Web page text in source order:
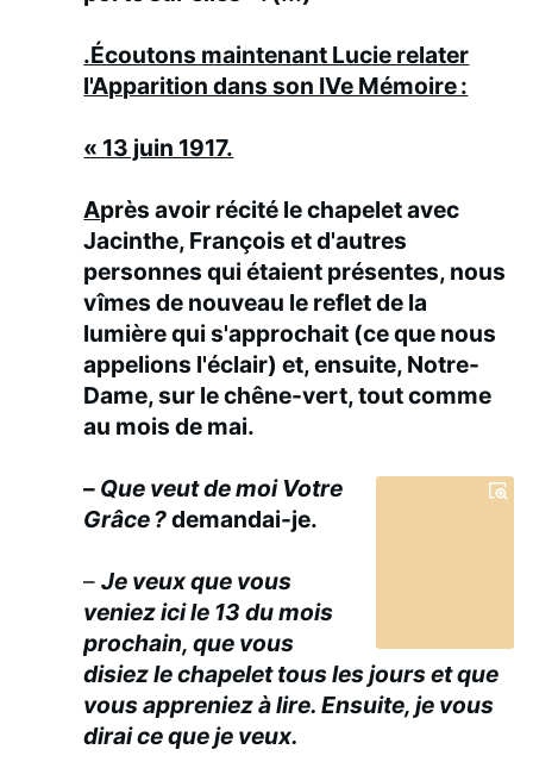
.Écoutons maintenant Lucie relater
l'Apparition dans son IVe Mémoire :
« 13 juin 1917.
Après avoir récité le chapelet avec
Jacinthe, François et d'autres
personnes qui étaient présentes, nous
vîmes de nouveau le reflet de la
lumière qui s'approchait (ce que nous
appelions l'éclair) et, ensuite, Notre-
Dame, sur le chêne-vert, tout comme
au mois de mai.
– Que veut de moi Votre
Grâce ?demandai-je.
–Je veux que vous
veniez ici le 13 du mois
prochain, que vous
disiez le chapelet tous les jours et que
vous appreniez à lire. Ensuite, je vous
dirai ce que je veux.